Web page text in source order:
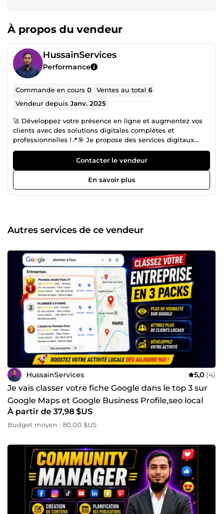
À propos du vendeur
HussainServices
Performance
Commande en cours0 Ventes au total6
Vendeur depuisJanv. 2025
🚀 Développez votre présence en ligne et augmentez vos
clients avec des solutions digitales complètes et
professionnelles !📍🎯 Je propose des services digitaux
puissants pour aider les entreprises locales et en ligne à
améliorer leur visibilité, générer plus de trafic et
augmenter leurs ventes grâce à des stratégies modernes
et efficaces 💼📈 ✅ Mes services : 📍 SEO Local &amp;
Google Maps Top Ranking 🔐 Google Business Profile Fix
Management (Social Media Management) 📣 Facebook
&amp; Instagram Ads 🖥️ Website Design &amp;
Ranking Boost 🎯 Objectif : ✔️ Améliorer la visibilité en
ligne ✔️ Générer plus de trafic qualifié ✔️ Attirer plus de
clients et ventes ✔️ Développer une présence digitale forte
💬 Travail professionnel | Communication rapide |
Stratégies efficaces | Support fiable 📩 Contactez-moi dès
maintenant pour développer votre business et passer au
niveau supérieur 🚀
Contacter le vendeur
En savoir plus
Autres services de ce vendeur
HussainServices 5,0 (4)
Je vais classer votre fiche Google dans le top 3 sur
Google Maps et Google Business Profile,seo local
À partir de 37,98 $US
Budget moyen : 80,00 $US